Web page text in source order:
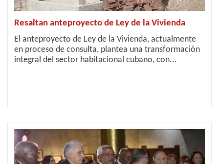
Resaltan anteproyecto de Ley de la Vivienda
El anteproyecto de Ley de la Vivienda, actualmente
en proceso de consulta, plantea una transformación
integral del sector habitacional cubano, con...